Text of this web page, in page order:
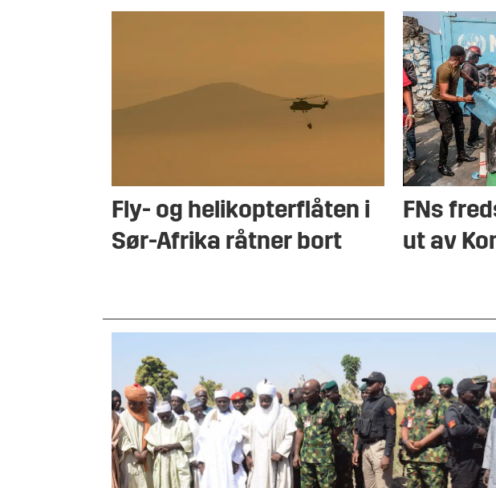
Fly- og helikopterflåten i
Sør-Afrika råtner bort
FNs
ut av